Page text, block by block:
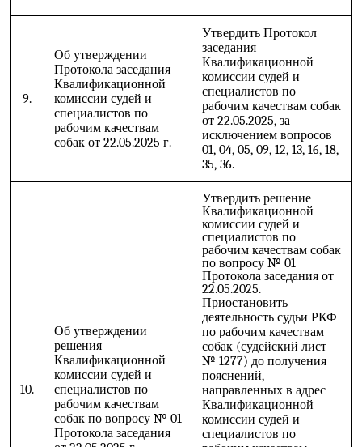
9.
Об утверждении
Протокола заседания
Квалификационной
комиссии судей и
специалистов по
рабочим качествам
собак от 22.05.2025 г.
Утвердить Протокол
заседания
Квалификационной
комиссии судей и
специалистов по
рабочим качествам собак
от 22.05.2025, за
исключением вопросов
01, 04, 05, 09, 12, 13, 16, 18,
35, 36.
10.
Об утверждении
решения
Квалификационной
комиссии судей и
специалистов по
рабочим качествам
собак по вопросу № 01
Протокола заседания
Утвердить решение
Квалификационной
комиссии судей и
специалистов по
рабочим качествам собак
по вопросу № 01
Протокола заседания от
22.05.2025.
Приостановить
деятельность судьи РКФ
по рабочим качествам
собак (судейский лист
№ 1277) до получения
пояснений,
направленных в адрес
Квалификационной
комиссии судей и
специалистов по